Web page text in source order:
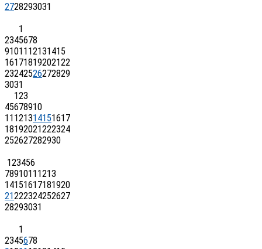
2728293031
1
2345678
9101112131415
16171819202122
23242526272829
3031
123
45678910
11121314151617
18192021222324
252627282930
123456
78910111213
14151617181920
21222324252627
28293031
1
2345678